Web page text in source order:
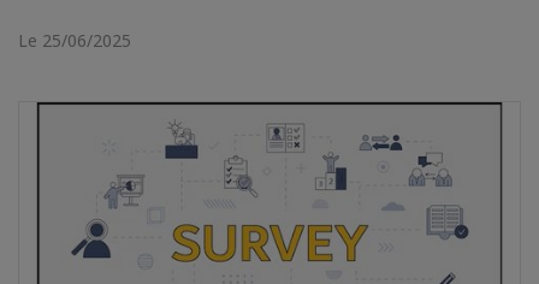
Le 25/06/2025